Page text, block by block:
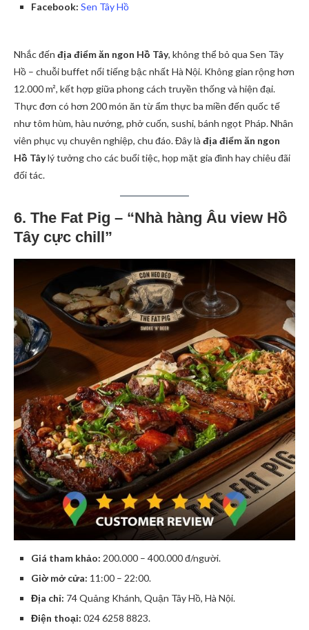
Facebook: Sen Tây Hồ
Nhắc đến địa điểm ăn ngon Hồ Tây, không thể bỏ qua Sen Tây
Hồ – chuỗi buffet nổi tiếng bậc nhất Hà Nội. Không gian rộng hơn
12.000 m², kết hợp giữa phong cách truyền thống và hiện đại.
Thực đơn có hơn 200 món ăn từ ẩm thực ba miền đến quốc tế
như tôm hùm, hàu nướng, phở cuốn, sushi, bánh ngọt Pháp. Nhân
viên phục vụ chuyên nghiệp, chu đáo. Đây là địa điểm ăn ngon
Hồ Tâylý tưởng cho các buổi tiệc, họp mặt gia đình hay chiêu đãi
đối tác.
6. The Fat Pig – “Nhà hàng Âu view Hồ
Tây cực chill”
Giá tham khảo: 200.000 – 400.000 đ/người.
Giờ mở cửa: 11:00 – 22:00.
Địa chỉ: 74 Quảng Khánh, Quận Tây Hồ, Hà Nội.
Điện thoại: 024 6258 8823.